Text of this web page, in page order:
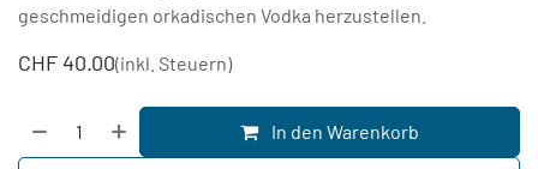
geschmeidigen orkadischen Vodka herzustellen.
CHF 40.00(inkl. Steuern)
In den Warenkorb